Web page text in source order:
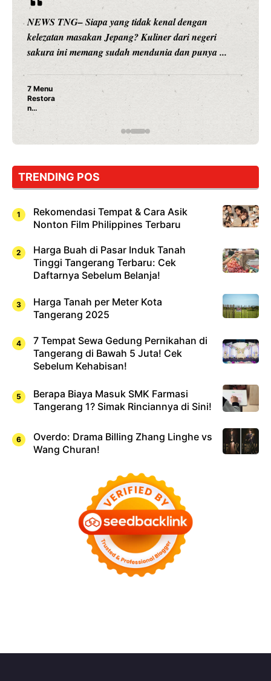
NEWS TNG– Siapa sangka, dua nama besar di dunia
hiburan, Nunung Srimulat dan Vicky Prasetyo, kini
merambah dunia kuliner dengan ...
Nunung Srimulat & Vicky Prasetyo Buka Restoran
Rahasia Mami Bikin Nagih!
TRENDING POS
Rekomendasi Tempat & Cara Asik
Nonton Film Philippines Terbaru
Harga Buah di Pasar Induk Tanah
Tinggi Tangerang Terbaru: Cek
Daftarnya Sebelum Belanja!
Harga Tanah per Meter Kota
Tangerang 2025
7 Tempat Sewa Gedung Pernikahan di
Tangerang di Bawah 5 Juta! Cek
Sebelum Kehabisan!
Berapa Biaya Masuk SMK Farmasi
Tangerang 1? Simak Rinciannya di Sini!
Overdo: Drama Billing Zhang Linghe vs
Wang Churan!